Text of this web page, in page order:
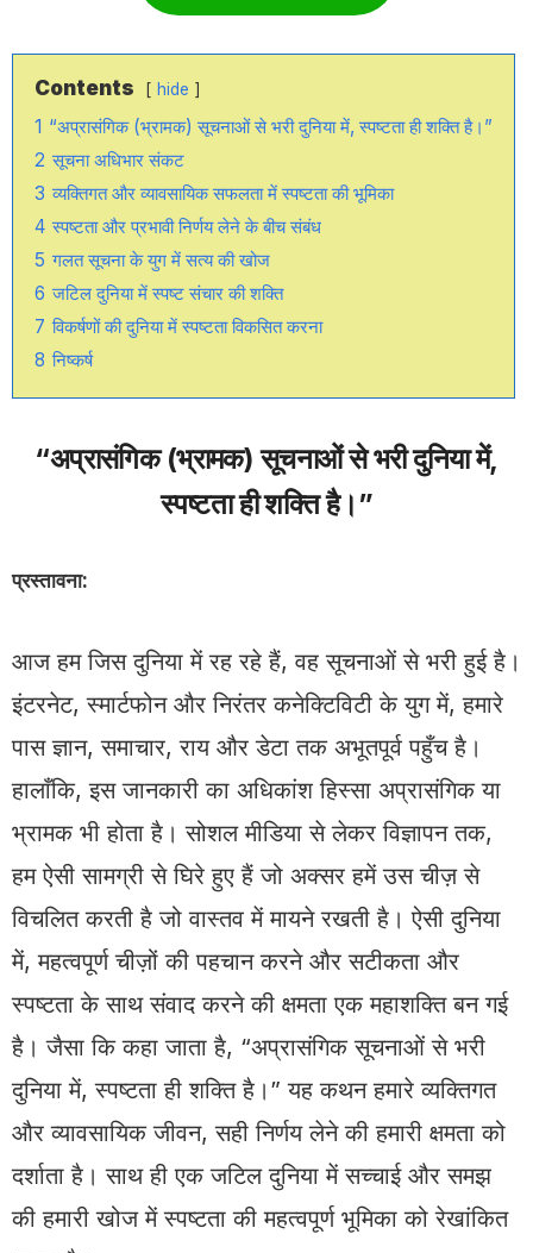
Contents hide
1 “अप्रासंगिक (भ्रामक) सूचनाओं से भरी दुनिया में, स्पष्टता ही शक्ति है।”
2 सूचना अधिभार संकट
3 व्यक्तिगत और व्यावसायिक सफलता में स्पष्टता की भूमिका
4 स्पष्टता और प्रभावी निर्णय लेने के बीच संबंध
5 गलत सूचना के युग में सत्य की खोज
6 जटिल दुनिया में स्पष्ट संचार की शक्ति
7 विकर्षणों की दुनिया में स्पष्टता विकसित करना
8 निष्कर्ष
“अप्रासंगिक (भ्रामक) सूचनाओं से भरी दुनिया में,
स्पष्टता ही शक्ति है।”
प्रस्तावना:
आज हम जिस दुनिया में रह रहे हैं, वह सूचनाओं से भरी हुई है।
इंटरनेट, स्मार्टफोन और निरंतर कनेक्टिविटी के युग में, हमारे
पास ज्ञान, समाचार, राय और डेटा तक अभूतपूर्व पहुँच है।
हालाँकि, इस जानकारी का अधिकांश हिस्सा अप्रासंगिक या
भ्रामक भी होता है। सोशल मीडिया से लेकर विज्ञापन तक,
हम ऐसी सामग्री से घिरे हुए हैं जो अक्सर हमें उस चीज़ से
विचलित करती है जो वास्तव में मायने रखती है। ऐसी दुनिया
में, महत्वपूर्ण चीज़ों की पहचान करने और सटीकता और
स्पष्टता के साथ संवाद करने की क्षमता एक महाशक्ति बन गई
है। जैसा कि कहा जाता है, “अप्रासंगिक सूचनाओं से भरी
दुनिया में, स्पष्टता ही शक्ति है।” यह कथन हमारे व्यक्तिगत
और व्यावसायिक जीवन, सही निर्णय लेने की हमारी क्षमता को
दर्शाता है। साथ ही एक जटिल दुनिया में सच्चाई और समझ
की हमारी खोज में स्पष्टता की महत्वपूर्ण भूमिका को रेखांकित